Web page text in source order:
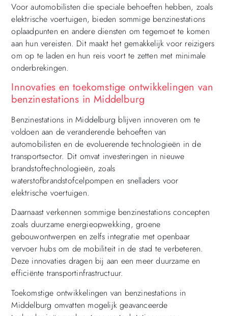
Voor automobilisten die speciale behoeften hebben, zoals
elektrische voertuigen, bieden sommige benzinestations
oplaadpunten en andere diensten om tegemoet te komen
aan hun vereisten. Dit maakt het gemakkelijk voor reizigers
om op te laden en hun reis voort te zetten met minimale
onderbrekingen.
Innovaties en toekomstige ontwikkelingen van
benzinestations in Middelburg
Benzinestations in Middelburg blijven innoveren om te
voldoen aan de veranderende behoeften van
automobilisten en de evoluerende technologieën in de
transportsector. Dit omvat investeringen in nieuwe
brandstoftechnologieën, zoals
waterstofbrandstofcelpompen en snelladers voor
elektrische voertuigen.
Daarnaast verkennen sommige benzinestations concepten
zoals duurzame energieopwekking, groene
gebouwontwerpen en zelfs integratie met openbaar
vervoer hubs om de mobiliteit in de stad te verbeteren.
Deze innovaties dragen bij aan een meer duurzame en
efficiënte transportinfrastructuur.
Toekomstige ontwikkelingen van benzinestations in
Middelburg omvatten mogelijk geavanceerde